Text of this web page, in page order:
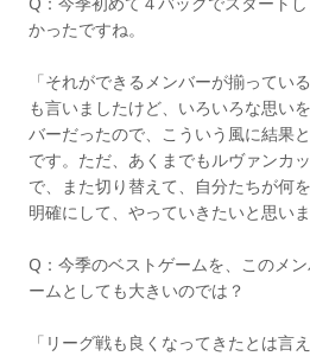
かったですね。
「それができるメンバーが揃ってい
も言いましたけど、いろいろな思い
バーだったので、こういう風に結果
です。ただ、あくまでもルヴァンカ
で、また切り替えて、自分たちが何
明確にして、やっていきたいと思いま
Q：今季のベストゲームを、このメ
ームとしても大きいのでは？
「リーグ戦も良くなってきたとは言